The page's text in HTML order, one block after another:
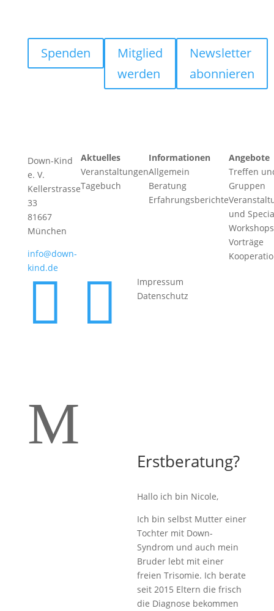
Spenden
Mitglied
werden
Newsletter
abonnieren
Down-Kind
e. V.
Kellerstrasse
33
81667
München
info@down-
kind.de
Aktuelles
Veranstaltungen
Tagebuch
Informationen
Allgemein
Beratung
Erfahrungsberichte
Angebote
Treffen
Gruppen
und
Vorträge
 
Impressum
Datenschutz
M
Erstberatung?
Hallo ich bin Nicole,
Ich bin selbst Mutter einer
Tochter mit Down-
Syndrom und auch mein
Bruder lebt mit einer
freien Trisomie. Ich berate
seit 2015 Eltern die frisch
die Diagnose bekommen